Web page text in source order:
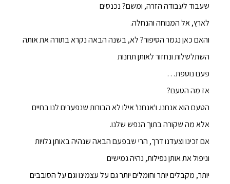
שעבוד לעבודה הזרה, ומשם? נכנסים
לארץ, אל המנוחה והנחלה.
והאם כאן נגמר הסיפור? לא, בשנה הבאה נקרא בתורה את אותה
השתלשלות ונחזור לאותן תחנות
פעם נוספת…
אז מה הטעם?
הטעם הוא אנחנו. ו'אנחנו' אילו לא הבורות שנפערים לנו בחיים
אלא מה שקורה בתוך הנפש שלנו.
אם זכינו וצעדנו דרך, הרי שבפעם הבאה שנהיה באותן גלויות
וניפול את אותן נפילות, נהיה גמישים
יותר, מקבלים יותר וחומלים יותר גם על עצמינו וגם על הסובבים